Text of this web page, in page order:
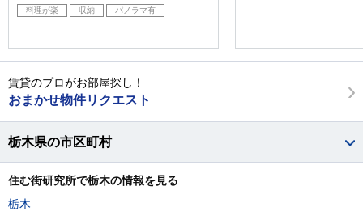
料理が楽 収納 パノラマ有
賃貸のプロがお部屋探し！
おまかせ物件リクエスト
栃木県の市区町村
住む街研究所で栃木の情報を見る
栃木